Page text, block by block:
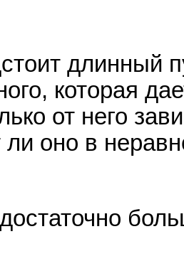
длинный
которая
от него
ли оно в